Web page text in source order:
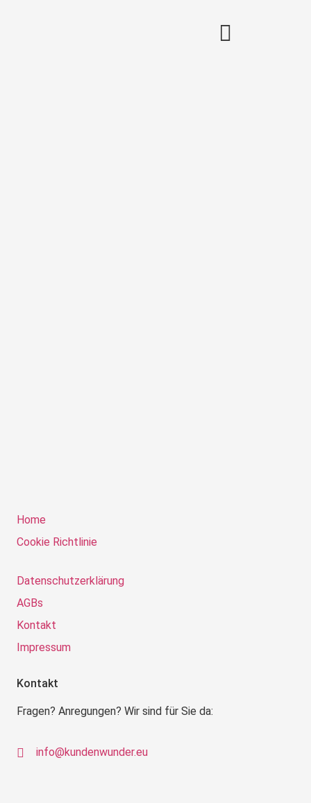
Home
Cookie Richtlinie
Datenschutzerklärung
AGBs
Kontakt
Impressum
Kontakt
Fragen? Anregungen? Wir sind für Sie da:
info@kundenwunder.eu